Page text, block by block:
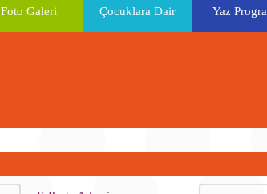
Foto Galeri Çocuklara Dair Yaz